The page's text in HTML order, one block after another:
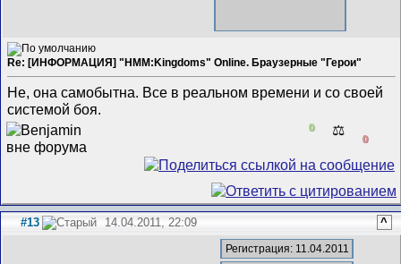
Re: [ИНФОРМАЦИЯ] "HMM:Kingdoms" Online. Браузерные "Герои"
Не, она самобытна. Все в реальном времени и со своей
системой боя.
0 ⚖️
0
#13 14.04.2011, 22:09 ^
Регистрация: 11.04.2011